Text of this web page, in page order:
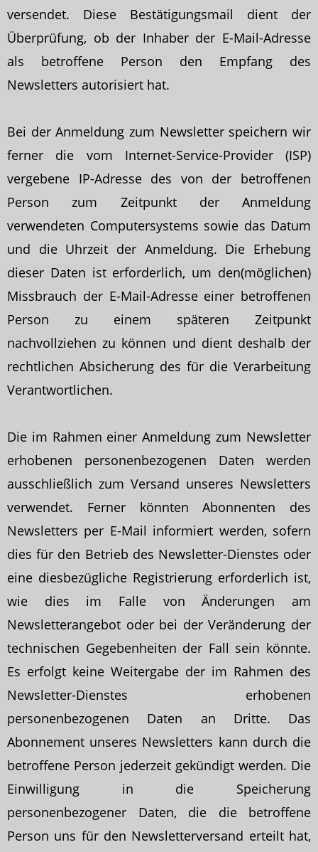
versendet. Diese Bestätigungsmail dient der
Überprüfung, ob der Inhaber der E-Mail-Adresse
als betroffene Person den Empfang des
Newsletters autorisiert hat.
Bei der Anmeldung zum Newsletter speichern wir
ferner die vom Internet-Service-Provider (ISP)
vergebene IP-Adresse des von der betroffenen
Person zum Zeitpunkt der Anmeldung
verwendeten Computersystems sowie das Datum
und die Uhrzeit der Anmeldung. Die Erhebung
dieser Daten ist erforderlich, um den(möglichen)
Missbrauch der E-Mail-Adresse einer betroffenen
Person zu einem späteren Zeitpunkt
nachvollziehen zu können und dient deshalb der
rechtlichen Absicherung des für die Verarbeitung
Verantwortlichen.
Die im Rahmen einer Anmeldung zum Newsletter
erhobenen personenbezogenen Daten werden
ausschließlich zum Versand unseres Newsletters
verwendet. Ferner könnten Abonnenten des
Newsletters per E-Mail informiert werden, sofern
dies für den Betrieb des Newsletter-Dienstes oder
eine diesbezügliche Registrierung erforderlich ist,
wie dies im Falle von Änderungen am
Newsletterangebot oder bei der Veränderung der
technischen Gegebenheiten der Fall sein könnte.
Es erfolgt keine Weitergabe der im Rahmen des
Newsletter-Dienstes erhobenen
personenbezogenen Daten an Dritte. Das
Abonnement unseres Newsletters kann durch die
betroffene Person jederzeit gekündigt werden. Die
Einwilligung in die Speicherung
personenbezogener Daten, die die betroffene
Person uns für den Newsletterversand erteilt hat,